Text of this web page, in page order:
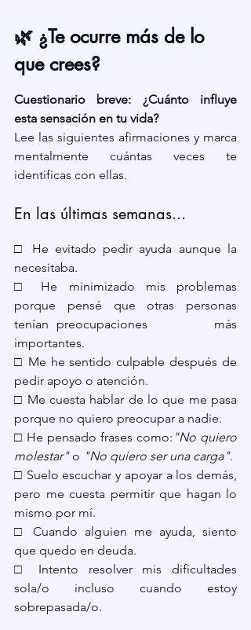
🌿 ¿Te ocurre más de lo
que crees?
Cuestionario breve: ¿Cuánto influye
esta sensación en tu vida?
Lee las siguientes afirmaciones y marca
mentalmente cuántas veces te
identificas con ellas.
En las últimas semanas...
□ He evitado pedir ayuda aunque la
necesitaba.
□ He minimizado mis problemas
porque pensé que otras personas
tenían preocupaciones         más
importantes.
□ Me he sentido culpable después de
pedir apoyo o atención.
□ Me cuesta hablar de lo que me pasa
porque no quiero preocupar a nadie.
□ He pensado frases como: "No quiero
molestar" o "No quiero ser una carga".
□ Suelo escuchar y apoyar a los demás,
pero me cuesta permitir que hagan lo
mismo por mí.
□ Cuando alguien me ayuda, siento
que quedo en deuda.
□ Intento resolver mis dificultades
sola/o incluso cuando estoy
sobrepasada/o.